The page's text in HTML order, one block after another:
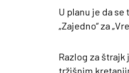
U planu je da
„Zajedno“ za
Razlog za
tržišnim